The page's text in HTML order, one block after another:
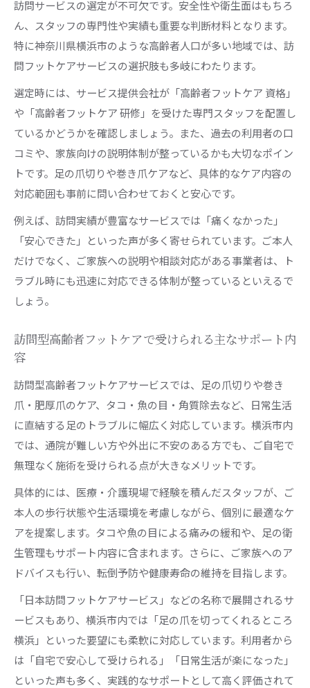
訪問サービスの選定が不可欠です。安全性や衛生面はもちろ
ん、スタッフの専門性や実績も重要な判断材料となります。
特に神奈川県横浜市のような高齢者人口が多い地域では、訪
問フットケアサービスの選択肢も多岐にわたります。
選定時には、サービス提供会社が「高齢者フットケア 資格」
や「高齢者フットケア 研修」を受けた専門スタッフを配置し
ているかどうかを確認しましょう。また、過去の利用者の口
コミや、家族向けの説明体制が整っているかも大切なポイン
トです。足の爪切りや巻き爪ケアなど、具体的なケア内容の
対応範囲も事前に問い合わせておくと安心です。
例えば、訪問実績が豊富なサービスでは「痛くなかった」
「安心できた」といった声が多く寄せられています。ご本人
だけでなく、ご家族への説明や相談対応がある事業者は、ト
ラブル時にも迅速に対応できる体制が整っているといえるで
しょう。
訪問型高齢者フットケアで受けられる主なサポート内
容
訪問型高齢者フットケアサービスでは、足の爪切りや巻き
爪・肥厚爪のケア、タコ・魚の目・角質除去など、日常生活
に直結する足のトラブルに幅広く対応しています。横浜市内
では、通院が難しい方や外出に不安のある方でも、ご自宅で
無理なく施術を受けられる点が大きなメリットです。
具体的には、医療・介護現場で経験を積んだスタッフが、ご
本人の歩行状態や生活環境を考慮しながら、個別に最適なケ
アを提案します。タコや魚の目による痛みの緩和や、足の衛
生管理もサポート内容に含まれます。さらに、ご家族へのア
ドバイスも行い、転倒予防や健康寿命の維持を目指します。
「日本訪問フットケアサービス」などの名称で展開されるサ
ービスもあり、横浜市内では「足の爪を切ってくれるところ
横浜」といった要望にも柔軟に対応しています。利用者から
は「自宅で安心して受けられる」「日常生活が楽になった」
といった声も多く、実践的なサポートとして高く評価されて